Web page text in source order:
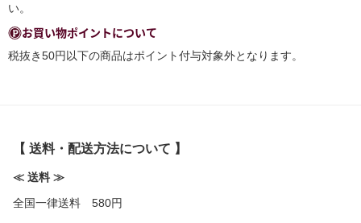
い。
お買い物ポイントについて
税抜き50円以下の商品はポイント付与対象外となります。
【 送料・配送方法について 】
≪ 送料 ≫
全国一律送料 580円